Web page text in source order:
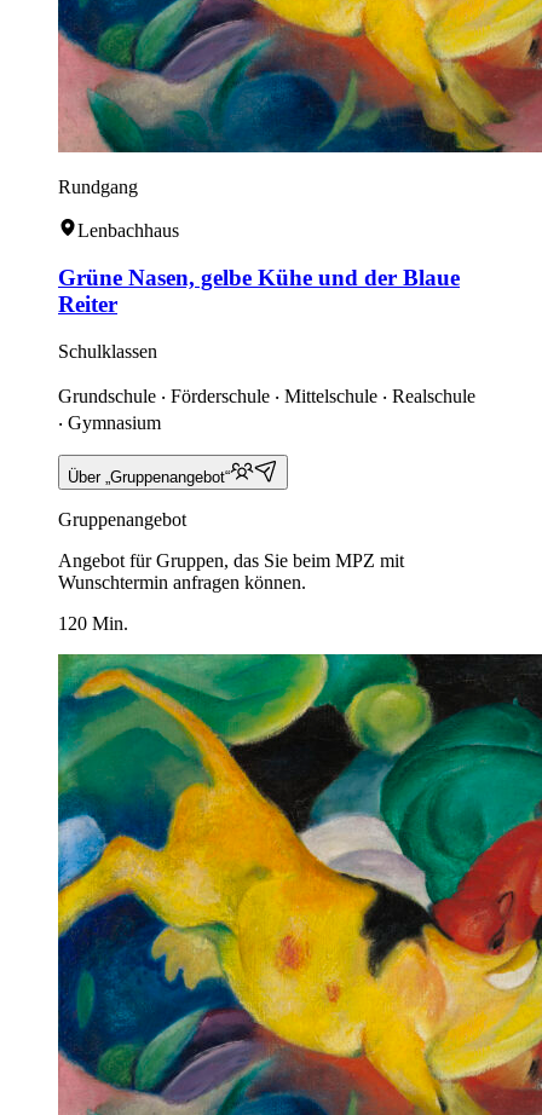
Rundgang
Lenbachhaus
Grüne Nasen, gelbe Kühe und der Blaue
Reiter
Schulklassen
Grundschule ‧ Förderschule ‧ Mittelschule ‧ Realschule
‧ Gymnasium
Über „Gruppenangebot“
Gruppenangebot
Angebot für Gruppen, das Sie beim MPZ mit
Wunschtermin anfragen können.
120 Min.